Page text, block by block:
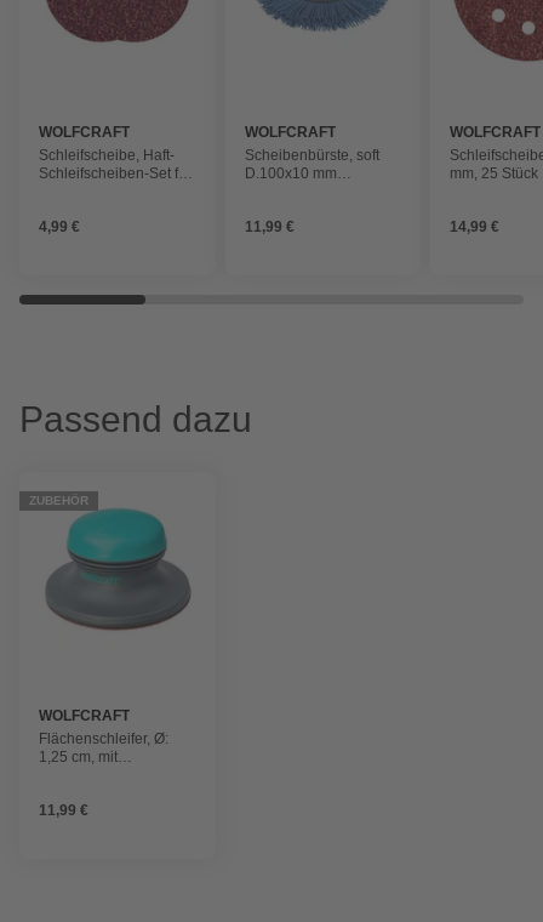
WOLFCRAFT
Schleifscheibe, Haft-
Schleifscheiben-Set für
4,99 €
WOLFCRAFT
Scheibenbürste, soft
D.100x10 mm
11,99 €
WOLFCRAFT
mm, 25 Stück
14,99 €
Passend dazu
ZUBEHÖR
WOLFCRAFT
Flächenschleifer, Ø:
1,25 cm, mit
11,99 €